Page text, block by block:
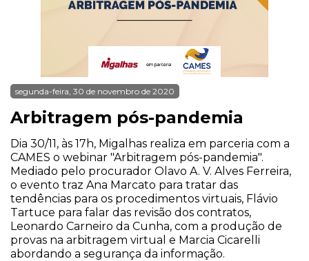
segunda-feira, 30 de novembro de 2020
Arbitragem pós-pandemia
Dia 30/11, às 17h, Migalhas realiza em parceria com a
CAMES o webinar "Arbitragem pós-pandemia".
Mediado pelo procurador Olavo A. V. Alves Ferreira,
o evento traz Ana Marcato para tratar das
tendências para os procedimentos virtuais, Flávio
Tartuce para falar das revisão dos contratos,
Leonardo Carneiro da Cunha, com a produção de
provas na arbitragem virtual e Marcia Cicarelli
abordando a segurança da informação.